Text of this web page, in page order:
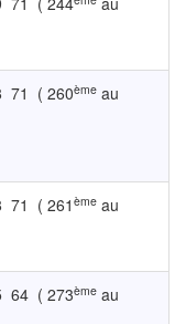
71 ( 260ème au
71 ( 261ème au
64 ( 273ème au